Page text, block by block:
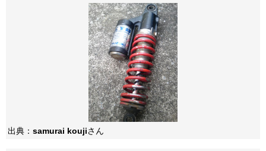
出典： samurai koujiさん